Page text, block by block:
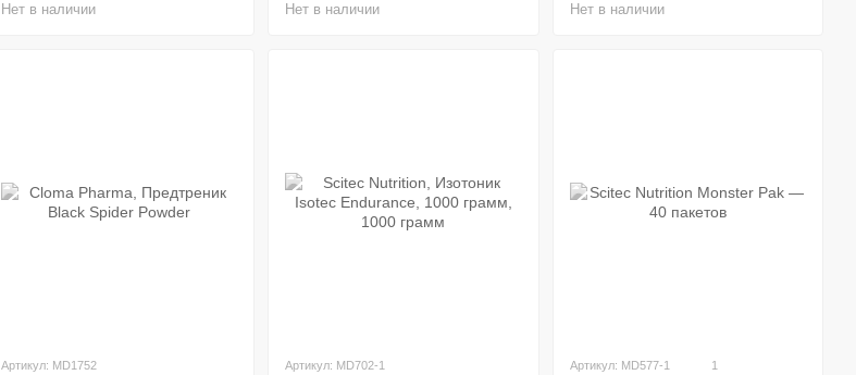
Нет в наличии Нет в наличии Нет в наличии
Артикул: MD1752 Артикул: MD702-1 Артикул: MD577-1 1